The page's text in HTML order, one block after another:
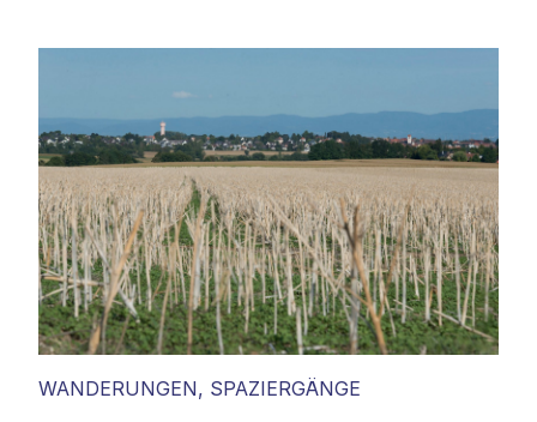
WANDERUNGEN, SPAZIERGÄNGE